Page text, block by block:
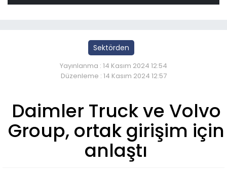
Sektörden
Yayınlanma : 14 Kasım 2024 12:54
Düzenleme : 14 Kasım 2024 12:57
Daimler Truck ve Volvo
Group, ortak girişim için
anlaştı